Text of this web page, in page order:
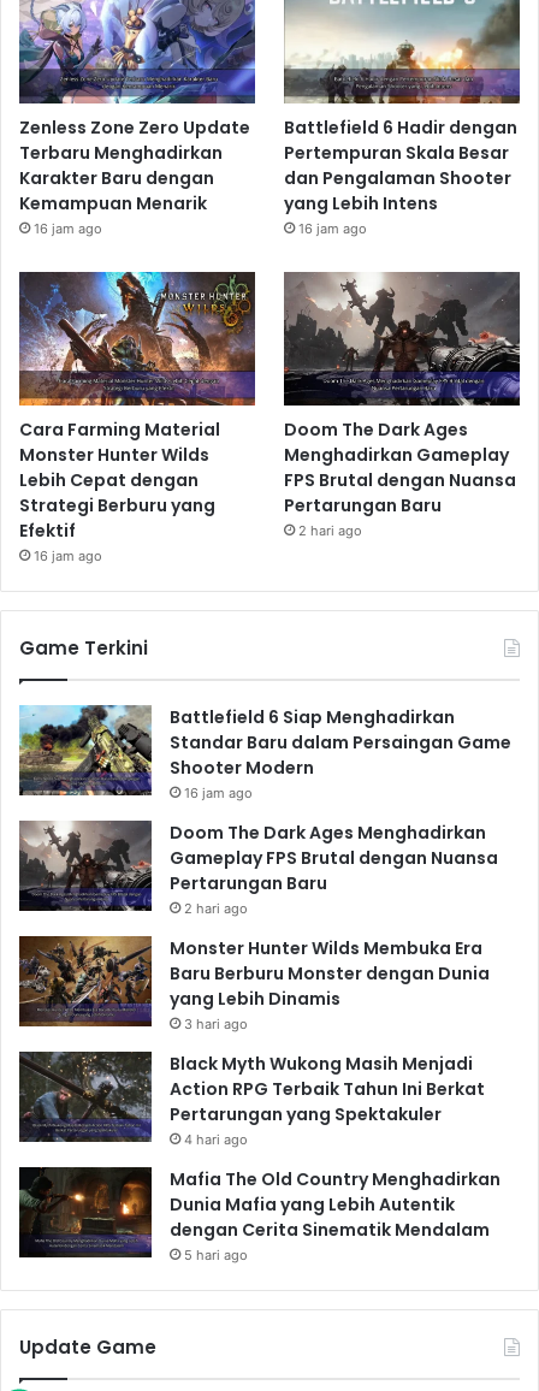
Zenless Zone Zero Update
Terbaru Menghadirkan
Karakter Baru dengan
Kemampuan Menarik
16 jam ago
Battlefield 6 Hadir dengan
Pertempuran Skala Besar
dan Pengalaman Shooter
yang Lebih Intens
16 jam ago
Cara Farming Material
Monster Hunter Wilds
Lebih Cepat dengan
Strategi Berburu yang
Efektif
16 jam ago
Doom The Dark Ages
Menghadirkan Gameplay
FPS Brutal dengan Nuansa
Pertarungan Baru
2 hari ago
Game Terkini
Battlefield 6 Siap Menghadirkan
Standar Baru dalam Persaingan Game
Shooter Modern
16 jam ago
Doom The Dark Ages Menghadirkan
Gameplay FPS Brutal dengan Nuansa
Pertarungan Baru
2 hari ago
Monster Hunter Wilds Membuka Era
Baru Berburu Monster dengan Dunia
yang Lebih Dinamis
3 hari ago
Black Myth Wukong Masih Menjadi
Action RPG Terbaik Tahun Ini Berkat
Pertarungan yang Spektakuler
4 hari ago
Mafia The Old Country Menghadirkan
Dunia Mafia yang Lebih Autentik
dengan Cerita Sinematik Mendalam
5 hari ago
Update Game